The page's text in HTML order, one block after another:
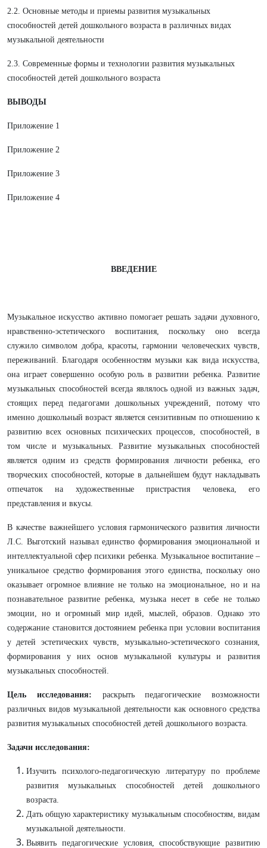
2.2. Основные методы и приемы развития музыкальных
способностей детей дошкольного возраста в различных видах
музыкальной деятельности
2.3. Современные формы и технологии развития музыкальных
способностей детей дошкольного возраста
ВЫВОДЫ
Приложение 1
Приложение 2
Приложение 3
Приложение 4
ВВЕДЕНИЕ
Музыкальное искусство активно помогает решать задачи духовного,
нравственно-эстетического воспитания, поскольку оно всегда
служило символом добра, красоты, гармонии человеческих чувств,
переживаний. Благодаря особенностям музыки как вида искусства,
она играет совершенно особую роль в развитии ребенка. Развитие
музыкальных способностей всегда являлось одной из важных задач,
стоящих перед педагогами дошкольных учреждений, потому что
именно дошкольный возраст является сензитивным по отношению к
развитию всех основных психических процессов, способностей, в
том числе и музыкальных. Развитие музыкальных способностей
является одним из средств формирования личности ребенка, его
творческих способностей, которые в дальнейшем будут накладывать
отпечаток на художественные пристрастия человека, его
представления и вкусы.
В качестве важнейшего условия гармонического развития личности
Л.С. Выготский называл единство формирования эмоциональной и
интеллектуальной сфер психики ребенка. Музыкальное воспитание –
уникальное средство формирования этого единства, поскольку оно
оказывает огромное влияние не только на эмоциональное, но и на
познавательное развитие ребенка, музыка несет в себе не только
эмоции, но и огромный мир идей, мыслей, образов. Однако это
содержание становится достоянием ребенка при условии воспитания
у детей эстетических чувств, музыкально-эстетического сознания,
формирования у них основ музыкальной культуры и развития
музыкальных способностей.
Цель исследования: раскрыть педагогические возможности
различных видов музыкальной деятельности как основного средства
развития музыкальных способностей детей дошкольного возраста.
Задачи исследования:
Изучить психолого-педагогическую литературу по проблеме
развития музыкальных способностей детей дошкольного
возраста.
Дать общую характеристику музыкальным способностям, видам
музыкальной деятельности.
Выявить педагогические условия, способствующие развитию